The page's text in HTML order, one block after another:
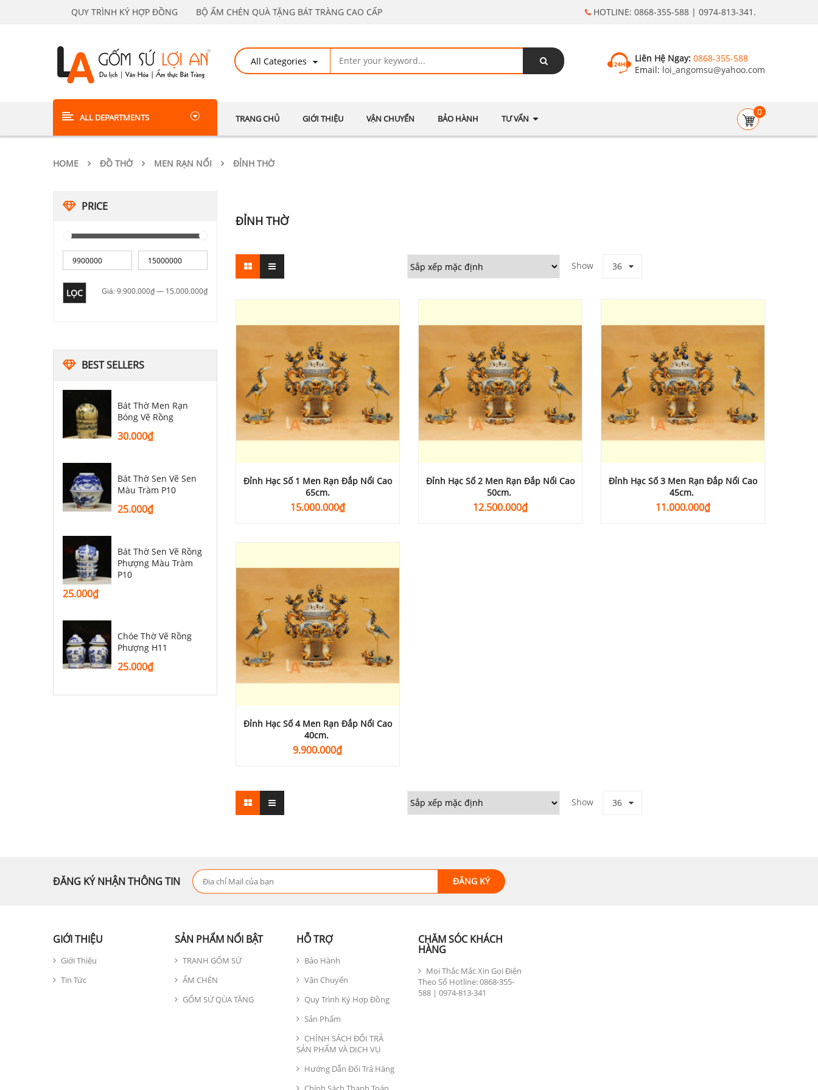
QUY TRÌNH KÝ HỢP ĐỒNG BỘ ẤM CHÉN QUÀ TẶNG BÁT TRÀNG CAO CẤP HOTLINE: 0868-355-588 | 0974-813-341.
Liên Hệ Ngay: 0868-355-588
Email: loi_angomsu@yahoo.com
ALL DEPARTMENTS TRANG CHỦ GIỚI THIỆU VẬN CHUYỂN BẢO HÀNH TƯ VẤN
0
HOME ĐỒ THỜ MEN RẠN NỔI ĐỈNH THỜ
PRICE
LỌC Giá:9.900.000₫— 15.000.000₫
BEST SELLERS
Bát Thờ Men Rạn
Bóng Vẽ Rồng
30.000₫
Bát Thờ Sen Vẽ Sen
Màu Tràm P10
25.000₫
Bát Thờ Sen Vẽ Rồng
Phượng Màu Tràm
P10
25.000₫
Chóe Thờ Vẽ Rồng
Phượng H11
25.000₫
ĐỈNH THỜ
Show 36
Đỉnh Hạc Số 1 Men Rạn Đắp Nổi Cao
65cm.
15.000.000₫
Đỉnh Hạc Số 2 Men Rạn Đắp Nổi Cao
50cm.
12.500.000₫
Đỉnh Hạc Số 3 Men Rạn Đắp Nổi Cao
45cm.
11.000.000₫
Đỉnh Hạc Số 4 Men Rạn Đắp Nổi Cao
40cm.
9.900.000₫
Show 36
ĐĂNG KÝ NHẬN THÔNG TIN
GIỚI THIỆU
Giới Thiệu
Tin Tức
SẢN PHẨM NỔI BẬT
TRANH GỐM SỨ
ẤM CHÉN
GỐM SỨ QÙA TẶNG
HỖ TRỢ
Bảo Hành
Vận Chuyển
Quy Trình Ký Hợp Đồng
Sản Phẩm
CHÍNH SÁCH ĐỔI TRẢ
SẢN PHẨM VÀ DỊCH VỤ
Hướng Dẫn Đổi Trả Hàng
CHĂM SÓC KHÁCH
HÀNG
Mọi Thắc Mắc Xin Gọi Điện
Theo Số Hotline: 0868-355-
588 | 0974-813-341